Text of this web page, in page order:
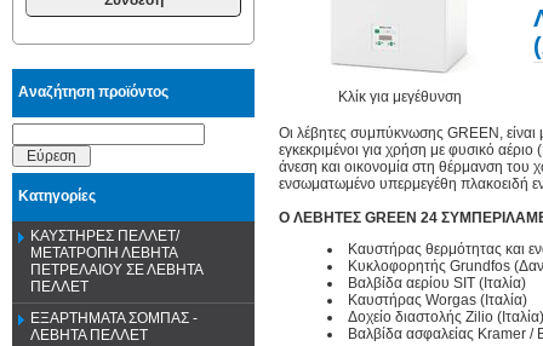
Αναζήτηση προϊόντος
Εύρεση
Κατηγορίες
ΚΑΥΣΤΗΡΕΣ ΠΕΛΛΕΤ/
ΜΕΤΑΤΡΟΠΗ ΛΕΒΗΤΑ
ΠΕΤΡΕΛΑΙΟΥ ΣΕ ΛΕΒΗΤΑ
ΠΕΛΛΕΤ
ΕΞΑΡΤΗΜΑΤΑ ΣΟΜΠΑΣ -
ΛΕΒΗΤΑ ΠΕΛΛΕΤ
Κλίκ για μεγέθυνση
Οι λέβητες συμπύκνωσης GREEN,
εγκεκριμένοι για χρήση με φυσικό
άνεση και οικονομία στη θέρμανση
ενσωματωμένο υπερμεγέθη πλακοειδή
Ο ΛΕΒΗΤEΣ GREEN 24
Καυστήρας θερμότητας και
Κυκλοφορητής Grundfos
Βαλβίδα αερίου SIT (Ιταλία)
Καυστήρας Worgas (Ιταλία)
Δοχείο διαστολής Zilio (Ιταλία)
Βαλβίδα ασφαλείας Kramer /